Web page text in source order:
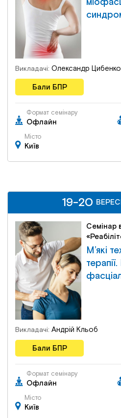
Викладачі: Олександр Цибенко
Бали БПР
Формат семінару
Офлайн
Місто
Київ
Семінар
М’які
Викладачі: Андрій Кльоб
Бали БПР
Формат семінару
Офлайн
Місто
Київ
СБ-НД 19-20
19-20